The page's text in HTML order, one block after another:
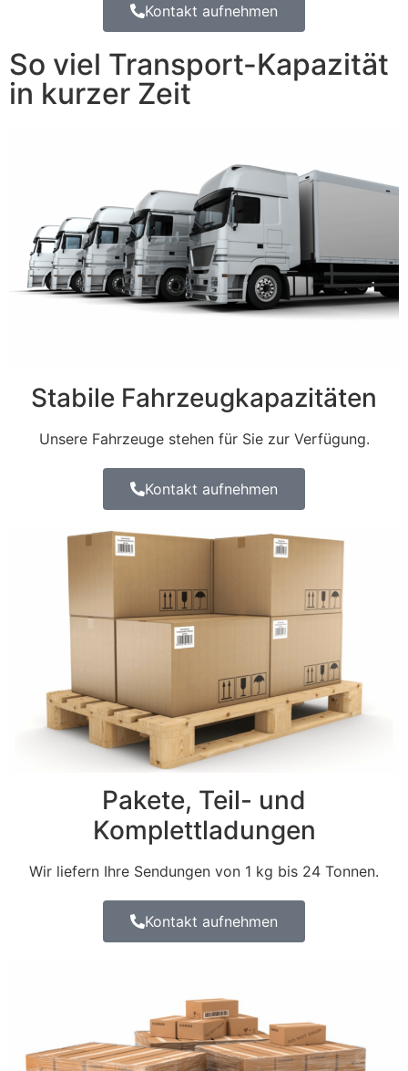
Kontakt aufnehmen
So viel Transport-Kapazität
in kurzer Zeit
Stabile Fahrzeugkapazitäten
Unsere Fahrzeuge stehen für Sie zur Verfügung.
Kontakt aufnehmen
Pakete, Teil- und
Komplettladungen
Wir liefern Ihre Sendungen von 1 kg bis 24 Tonnen.
Kontakt aufnehmen